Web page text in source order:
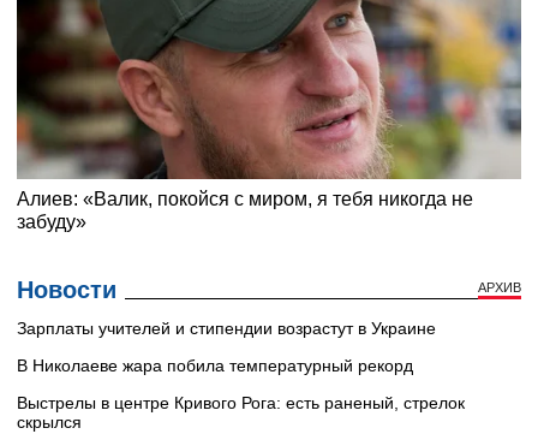
Новости АРХИВ
Зарплаты учителей и стипендии возрастут в Украине
В Николаеве жара побила температурный рекорд
Выстрелы в центре Кривого Рога: есть раненый, стрелок
скрылся